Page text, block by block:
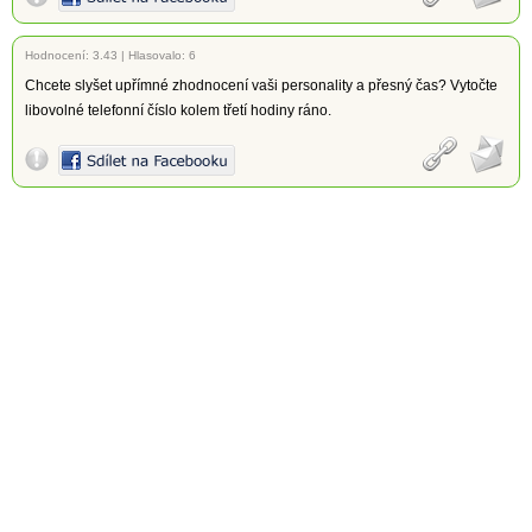
Hodnocení: 3.43 | Hlasovalo: 6
Chcete slyšet upřímné zhodnocení vaši personality a přesný čas? Vytočte
libovolné telefonní číslo kolem třetí hodiny ráno.